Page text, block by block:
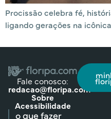
Procissão celebra fé,
ligando gerações na
Fale conosco:
redacao@floripa.com
Sobre
Acessibilidade
o que fazer